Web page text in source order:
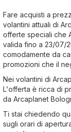
Fare acquisti a
volantini attuali di
offerte speciali che
valida fino a 23/07/
comodamente da
promozioni che il
Nei volantini di
L'offerta è ricca di
da Arcaplanet
Ti stai chiedendo
sugli orari di